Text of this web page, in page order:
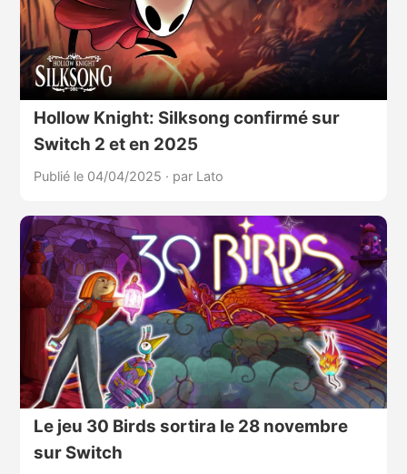
Hollow Knight: Silksong confirmé sur
Switch 2 et en 2025
Publié le 04/04/2025 · par Lato
Le jeu 30 Birds sortira le 28 novembre
sur Switch